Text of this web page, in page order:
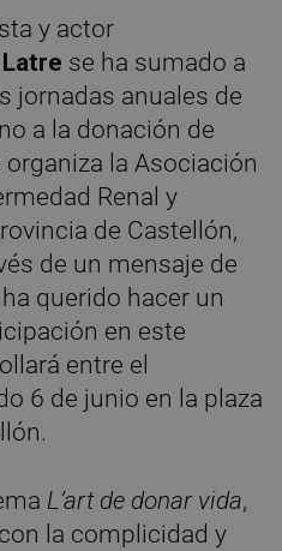
y actor
se ha sumado a
jornadas anuales de
a la donación de
la Asociación
Renal y
de Castellón,
de un mensaje de
querido hacer un
en este
entre el
6 de junio en la plaza
L’art de donar vida,
la complicidad y